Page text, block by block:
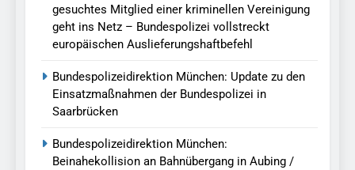
gesuchtes Mitglied einer kriminellen Vereinigung
geht ins Netz – Bundespolizei vollstreckt
europäischen Auslieferungshaftbefehl
Bundespolizeidirektion München: Update zu den
Einsatzmaßnahmen der Bundespolizei in
Saarbrücken
Bundespolizeidirektion München:
Beinahekollision an Bahnübergang in Aubing /